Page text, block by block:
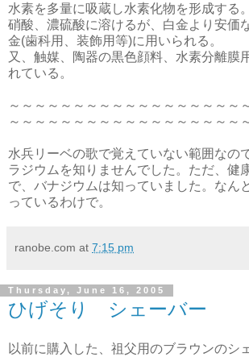
水素を多量に吸蔵し水素化物を形成する。
硝酸、濃硫酸に溶けるが、白金より安価
金(歯科用、装飾用等)に用いられる。
又、触媒、陶器の黒色顔料、水素分離膜
れている。
～～～～～～～～～～～～～～～～～～
～～～～～～～～～～～～～～～～～～
水兵リーベの歌で覚えていない範囲なの
ラジウムを知りませんでした。ただ、健
で、バナジウムは知っていました。なん
っているわけで。
ranobe.com at 7:15 pm
Thursday, June 16, 2005
ひげそり シェーバー
以前に購入した、祖父用のブラウンのシ